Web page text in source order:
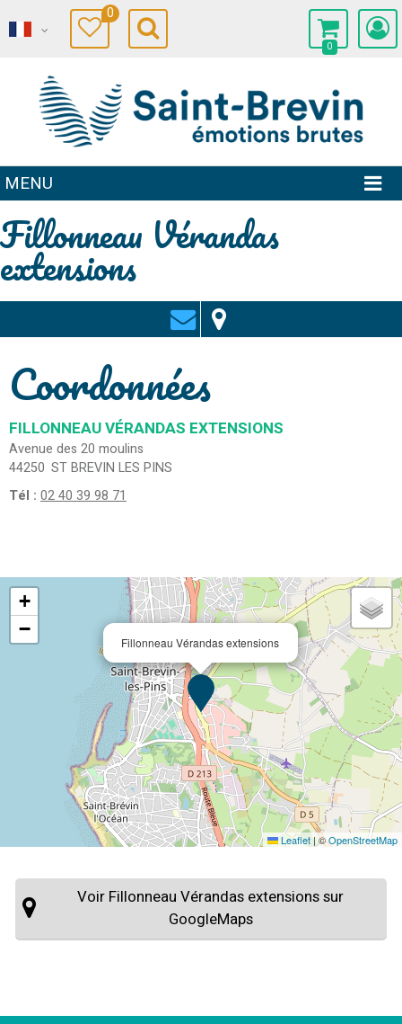
0
0
MENU
Fillonneau Vérandas
extensions
Coordonnées
FILLONNEAU VÉRANDAS EXTENSIONS
Avenue des 20 moulins
44250 ST BREVIN LES PINS
Tél : 02 40 39 98 71
Fillonneau Vérandas extensions
+
−
Leaflet | ©OpenStreetMap
Voir Fillonneau Vérandas extensions sur
GoogleMaps